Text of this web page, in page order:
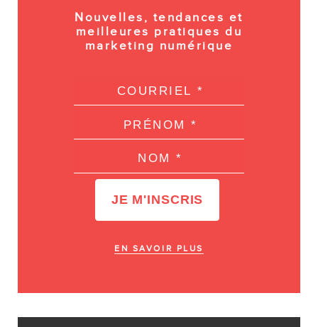
Nouvelles, tendances et
meilleures pratiques du
marketing numérique
EN SAVOIR PLUS